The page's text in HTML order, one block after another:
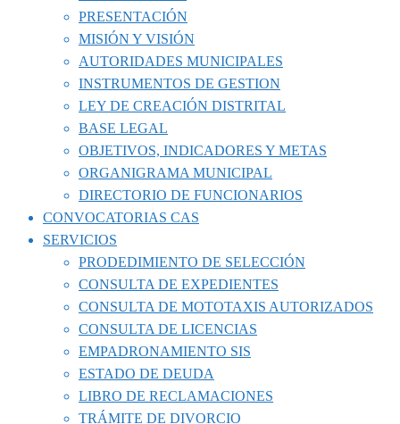
PRESENTACIÓN
MISIÓN Y VISIÓN
AUTORIDADES MUNICIPALES
INSTRUMENTOS DE GESTION
LEY DE CREACIÓN DISTRITAL
BASE LEGAL
OBJETIVOS, INDICADORES Y METAS
ORGANIGRAMA MUNICIPAL
DIRECTORIO DE FUNCIONARIOS
CONVOCATORIAS CAS
SERVICIOS
PRODEDIMIENTO DE SELECCIÓN
CONSULTA DE EXPEDIENTES
CONSULTA DE MOTOTAXIS AUTORIZADOS
CONSULTA DE LICENCIAS
EMPADRONAMIENTO SIS
ESTADO DE DEUDA
LIBRO DE RECLAMACIONES
TRÁMITE DE DIVORCIO